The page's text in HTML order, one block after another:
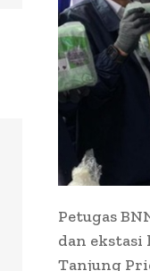
Petugas
dan
Tanjung